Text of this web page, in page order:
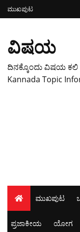
ಮುಖಪುಟ
ವಿಷಯ
ದಿನಕ್ಕೊಂದು ವಿಷಯ
Kannada Topic
ಮುಖಪುಟ
ಪ್ರಜಾಕೀಯ ಯೋಗ